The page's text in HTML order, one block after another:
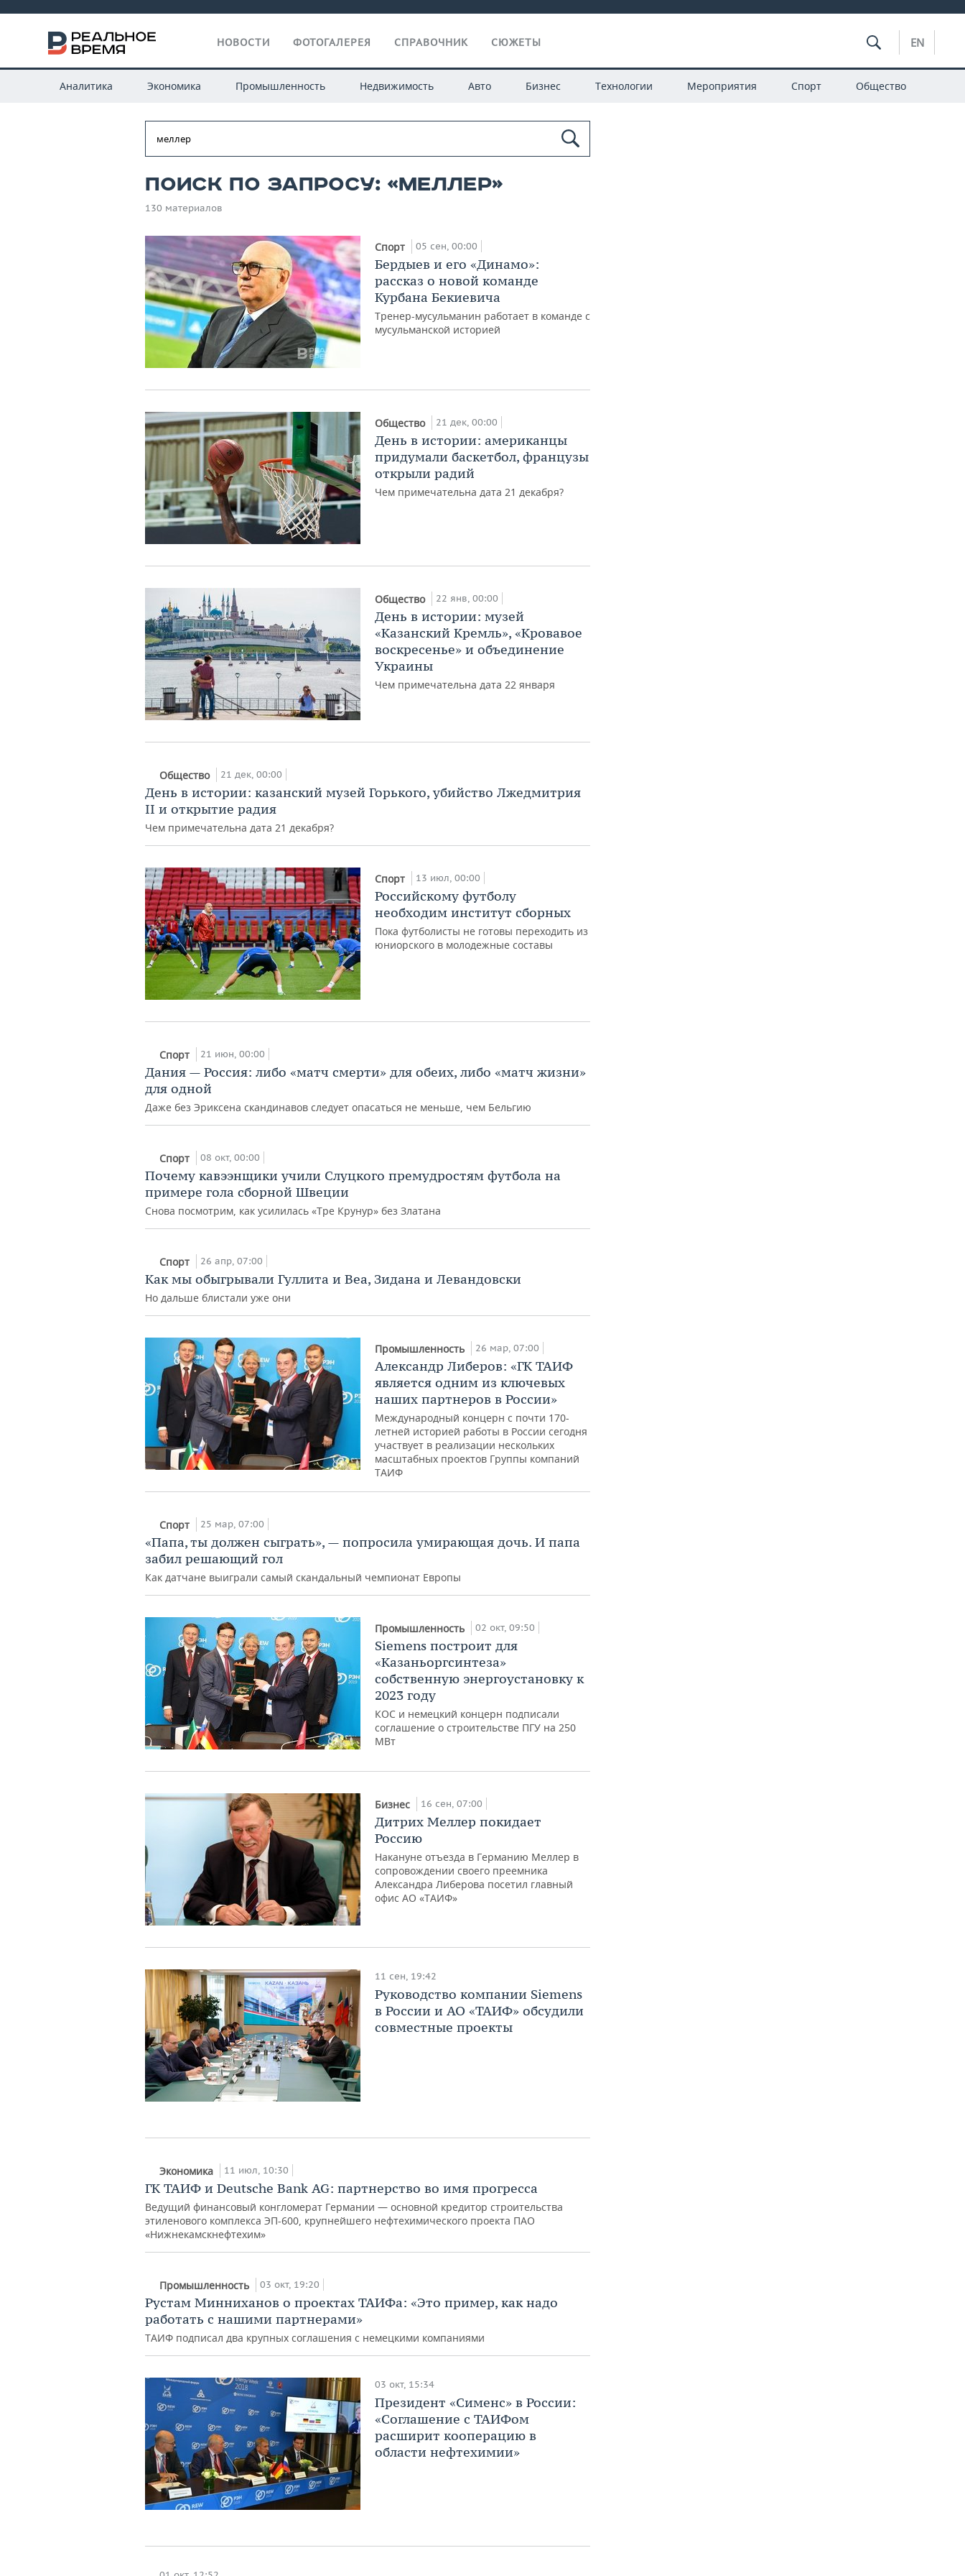
НОВОСТИ ФОТОГАЛЕРЕЯ СПРАВОЧНИК СЮЖЕТЫ EN
Аналитика Экономика Промышленность Недвижимость Авто Бизнес Технологии Мероприятия Спорт Общество
Поиск по запросу: «меллер»
130 материалов
Спорт 05 сен, 00:00
Бердыев и его «Динамо»:
рассказ о новой команде
Курбана Бекиевича
Тренер-мусульманин работает в команде с
мусульманской историей
Общество 21 дек, 00:00
День в истории: американцы
придумали баскетбол, французы
открыли радий
Чем примечательна дата 21 декабря?
Общество 22 янв, 00:00
День в истории: музей
«Казанский Кремль», «Кровавое
воскресенье» и объединение
Украины
Чем примечательна дата 22 января
Общество 21 дек, 00:00
День в истории: казанский музей Горького, убийство Лжедмитрия
II и открытие радия
Чем примечательна дата 21 декабря?
Спорт 13 июл, 00:00
Российскому футболу
необходим институт сборных
Пока футболисты не готовы переходить из
юниорского в молодежные составы
Спорт 21 июн, 00:00
Дания — Россия: либо «матч смерти» для обеих, либо «матч жизни»
для одной
Даже без Эриксена скандинавов следует опасаться не меньше, чем Бельгию
Спорт 08 окт, 00:00
Почему кавээнщики учили Слуцкого премудростям футбола на
примере гола сборной Швеции
Снова посмотрим, как усилилась «Тре Крунур» без Златана
Спорт 26 апр, 07:00
Как мы обыгрывали Гуллита и Веа, Зидана и Левандовски
Но дальше блистали уже они
Промышленность 26 мар, 07:00
Александр Либеров: «ГК ТАИФ
является одним из ключевых
наших партнеров в России»
Международный концерн с почти 170-
летней историей работы в России сегодня
участвует в реализации нескольких
масштабных проектов Группы компаний
ТАИФ
Спорт 25 мар, 07:00
«Папа, ты должен сыграть», — попросила умирающая дочь. И папа
забил решающий гол
Как датчане выиграли самый скандальный чемпионат Европы
Промышленность 02 окт, 09:50
Siemens построит для
«Казаньоргсинтеза»
собственную энергоустановку к
2023 году
КОС и немецкий концерн подписали
соглашение о строительстве ПГУ на 250
МВт
Бизнес 16 сен, 07:00
Дитрих Меллер покидает
Россию
Накануне отъезда в Германию Меллер в
сопровождении своего преемника
Александра Либерова посетил главный
офис АО «ТАИФ»
11 сен, 19:42
Руководство компании Siemens
в России и АО «ТАИФ» обсудили
совместные проекты
Экономика 11 июл, 10:30
ГК ТАИФ и Deutsche Bank AG: партнерство во имя прогресса
Ведущий финансовый конгломерат Германии — основной кредитор строительства
этиленового комплекса ЭП-600, крупнейшего нефтехимического проекта ПАО
«Нижнекамскнефтехим»
Промышленность 03 окт, 19:20
Рустам Минниханов о проектах ТАИФа: «Это пример, как надо
работать с нашими партнерами»
ТАИФ подписал два крупных соглашения с немецкими компаниями
03 окт, 15:34
Президент «Сименс» в России:
«Соглашение с ТАИФом
расширит кооперацию в
области нефтехимии»